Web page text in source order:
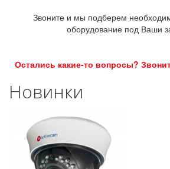
Звоните и мы подберем
оборудование под Ваши
Остались какие-то вопросы?
Новинки